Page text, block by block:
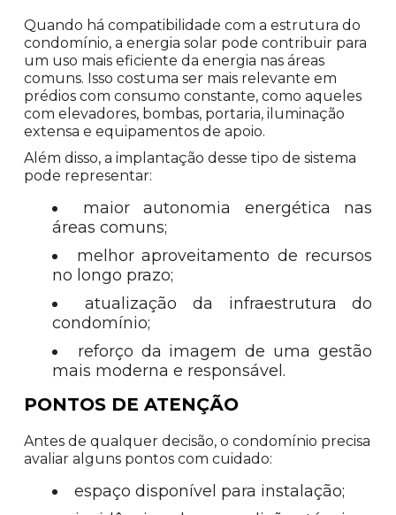
Quando há compatibilidade com a estrutura do
condomínio, a energia solar pode contribuir para
um uso mais eficiente da energia nas áreas
comuns. Isso costuma ser mais relevante em
prédios com consumo constante, como aqueles
com elevadores, bombas, portaria, iluminação
extensa e equipamentos de apoio.
Além disso, a implantação desse tipo de sistema
pode representar:
maior autonomia energética nas
áreas comuns;
melhor aproveitamento de recursos
no longo prazo;
atualização da infraestrutura do
condomínio;
reforço da imagem de uma gestão
mais moderna e responsável.
PONTOS DE ATENÇÃO
Antes de qualquer decisão, o condomínio precisa
avaliar alguns pontos com cuidado:
espaço disponível para instalação;